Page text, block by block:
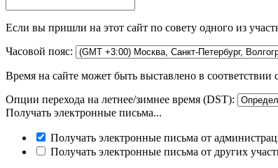
Если вы пришли на этот сайт по совету одного из
Часовой пояс:
Время на сайте может быть выставлено в
Опции перехода на летнее/зимнее время (DST):
Получать электронные письма...
Получать электронные письма от
Получать электронные письма от других